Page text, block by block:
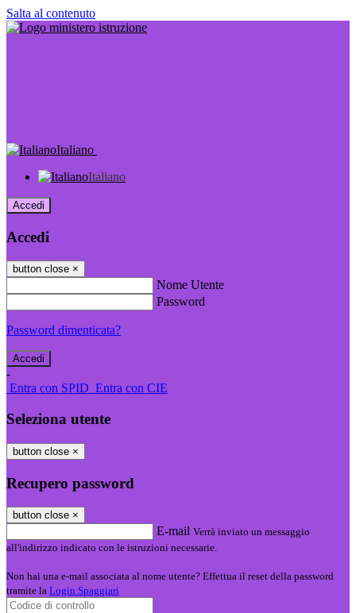
Salta al contenuto
Italiano
Italiano
Accedi
Accedi
button close ×
Nome Utente
Password
Password dimenticata?
-
Entra con SPID Entra con CIE
Seleziona utente
button close ×
Recupero password
button close ×
E-mail Verrà inviato un messaggio
all'indirizzo indicato con le istruzioni necessarie.
Non hai una e-mail associata al nome utente? Effettua il reset della password
tramite la Login Spaggiari